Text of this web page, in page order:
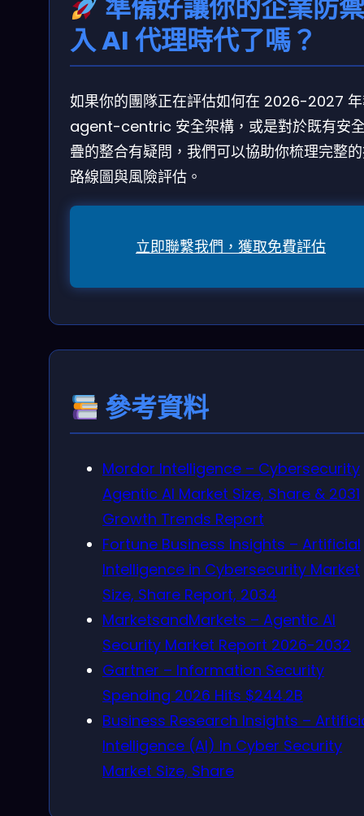
準備好讓你的企業防
入 AI 代理時代了嗎？
如果你的團隊正在評估如何在 2026-2027
agent-centric 安全架構，或是對於既有安
疊的整合有疑問，我們可以協助你梳理完整
路線圖與風險評估。
立即聯繫我們，獲取免費評估
參考資料
Mordor Intelligence – Cybersecurity
Agentic AI Market Size, Share & 2031
Growth Trends Report
Fortune Business Insights – Artificial
Intelligence in Cybersecurity Market
Size, Share Report, 2034
MarketsandMarkets – Agentic AI
Security Market Report 2026-2032
Gartner – Information Security
Spending 2026 Hits $244.2B
Business Research Insights –
Intelligence (AI) In Cyber Security
Market Size, Share